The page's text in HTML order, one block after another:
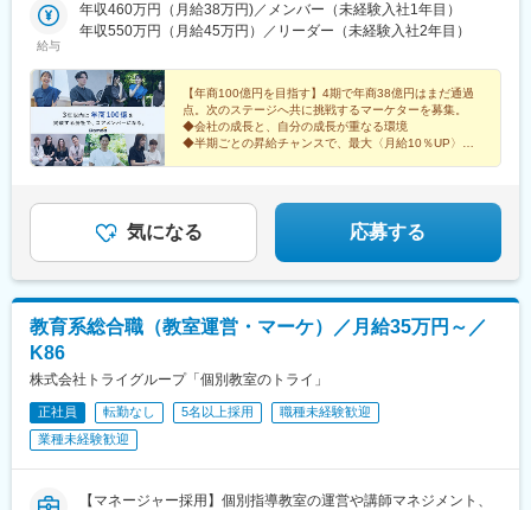
太郎町4-1-3 大阪センタービル 6F＜アクセス＞・御堂筋線・四つ
橋線・中央線「本町駅」より徒歩1分・堺筋線「堺筋本町駅」より
給与
年収460万円（月給38万円)／メンバー（未経験入社1年目）
年収550万円（月給45万円）／リーダー（未経験入社2年目）
【年商100億円を目指す】4期で年商38億円はまだ通過
点。次のステージへ共に挑戦するマーケターを募集。
◆会社の成長と、自分の成長が重なる環境
◆半期ごとの昇給チャンスで、最大〈月給10％UP〉も
気になる 応募する
教育系総合職（教室運営・マーケ）／月給35万円～／
K86
株式会社トライグループ「個別教室のトライ」
正社員 転勤なし 5名以上採用
職種未経験歓迎
業種未経験歓迎
【マネージャー採用】個別指導教室の運営や講師マネジメント、